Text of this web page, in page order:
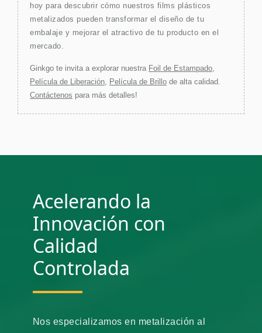
hoy para descubrir cómo nuestros films plásticos
metalizados pueden transformar el diseño de tu
embalaje y mejorar el atractivo de tu producto en el
mercado.
Ginkgo te invita a explorar nuestra Foil de Estampado
Película de Liberación Película de Brillo de alta calidad.
Contáctenos para más detalles!
Acelerando la
Innovación con
Calidad
Controlada
Nos especializamos en metalización al